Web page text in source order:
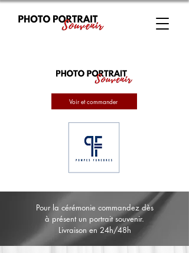
Voir et commander
Pour la cérémonie commandez dès
à présent un portrait souvenir.
Livraison en 24h/48h